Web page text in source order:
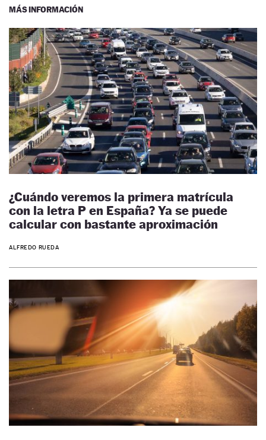
MÁS INFORMACIÓN
¿Cuándo veremos la primera matrícula
con la letra P en España? Ya se puede
calcular con bastante aproximación
ALFREDO RUEDA